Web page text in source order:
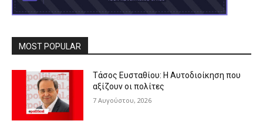
MOST POPULAR
Τάσος Ευσταθίου: Η Αυτοδιοίκηση που
αξίζουν οι πολίτες
7 Αυγούστου, 2026